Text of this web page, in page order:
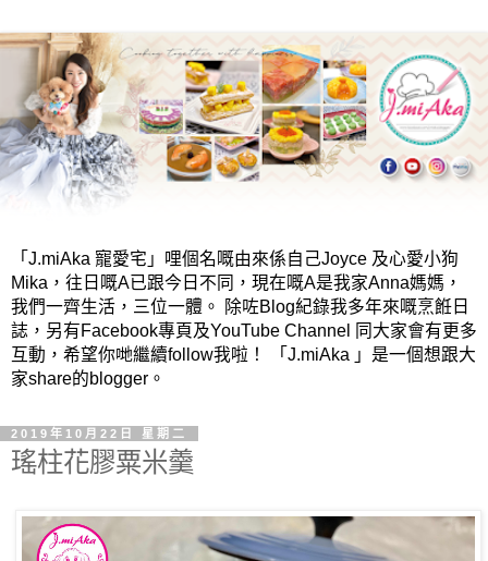
「J.miAka 寵愛宅」哩個名嘅由來係自己Joyce 及心愛小狗
Mika，往日嘅A已跟今日不同，現在嘅A是我家Anna媽媽，
我們一齊生活，三位一體。 除咗Blog紀錄我多年來嘅烹餁日
誌，另有Facebook專頁及YouTube Channel 同大家會有更多
互動，希望你哋繼續follow我啦！ 「J.miAka 」是一個想跟大
家share的blogger。
2019年10月22日 星期二
瑤柱花膠粟米羹